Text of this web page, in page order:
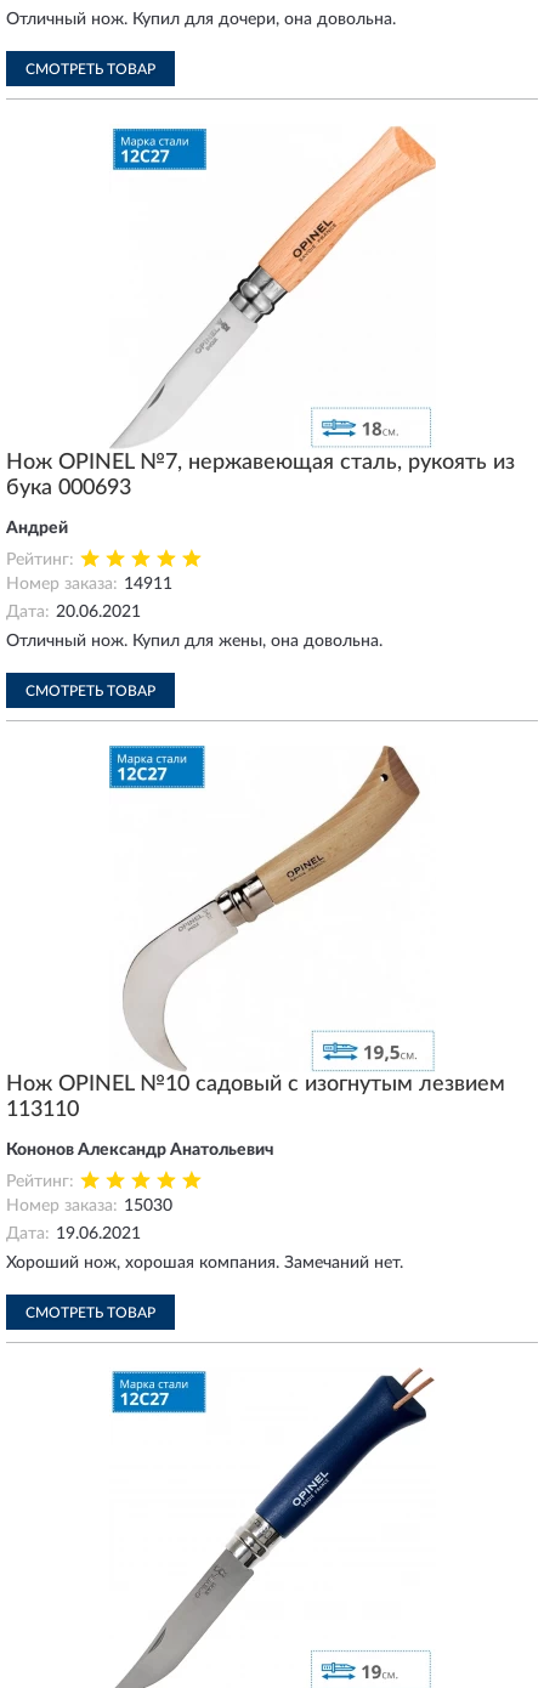
Отличный нож. Купил для дочери, она довольна.
СМОТРЕТЬ ТОВАР
Нож OPINEL №7, нержавеющая сталь, рукоять из
бука 000693
Андрей
Рейтинг:
Номер заказа: 14911
Дата: 20.06.2021
Отличный нож. Купил для жены, она довольна.
СМОТРЕТЬ ТОВАР
Нож OPINEL №10 садовый с изогнутым лезвием
113110
Кононов Александр Анатольевич
Рейтинг:
Номер заказа: 15030
Дата: 19.06.2021
Хороший нож, хорошая компания. Замечаний нет.
СМОТРЕТЬ ТОВАР